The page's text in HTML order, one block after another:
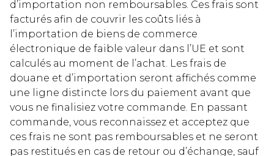
d’importation non remboursables. Ces frais sont
facturés afin de couvrir les coûts liés à
l’importation de biens de commerce
électronique de faible valeur dans l’UE et sont
calculés au moment de l’achat. Les frais de
douane et d’importation seront affichés comme
une ligne distincte lors du paiement avant que
vous ne finalisiez votre commande. En passant
commande, vous reconnaissez et acceptez que
ces frais ne sont pas remboursables et ne seront
pas restitués en cas de retour ou d’échange, sauf